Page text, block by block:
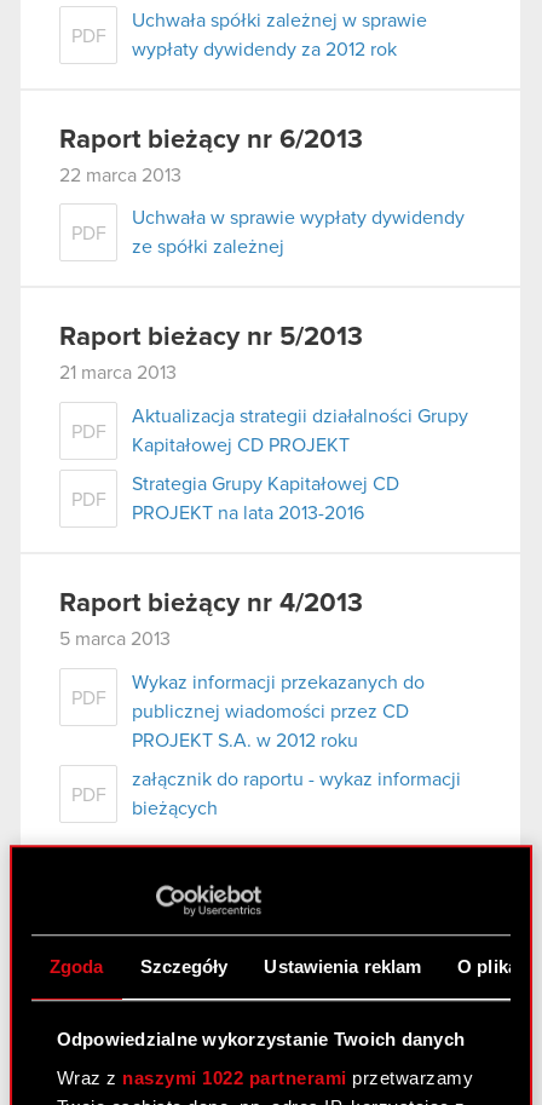
Zgoda Szczegóły Ustawienia reklam O
Odpowiedzialne wykorzystanie Twoich danych
Wraz z naszymi 1022 partnerami przetwarzamy
PDF
Uchwała spółki zależnej w sprawie
wypłaty dywidendy za 2012 rok
Raport bieżący nr 6/2013
22 marca 2013
PDF
Uchwała w sprawie wypłaty dywidendy
ze spółki zależnej
Raport bieżacy nr 5/2013
21 marca 2013
PDF
Aktualizacja strategii działalności Grupy
Kapitałowej CD PROJEKT
PDF
Strategia Grupy Kapitałowej CD
PROJEKT na lata 2013-2016
Raport bieżący nr 4/2013
5 marca 2013
PDF
Wykaz informacji przekazanych do
publicznej wiadomości przez CD
PROJEKT S.A. w 2012 roku
PDF
załącznik do raportu - wykaz informacji
bieżących
Raport bieżący nr 3/2013
5 marca 2013
Ujawnienie informacji dotyczących
prowadzonych negocjacji
Raport bieżący nr 2/2013